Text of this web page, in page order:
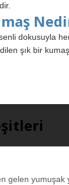
dokusuyla
şık bir
gelen yumuşak